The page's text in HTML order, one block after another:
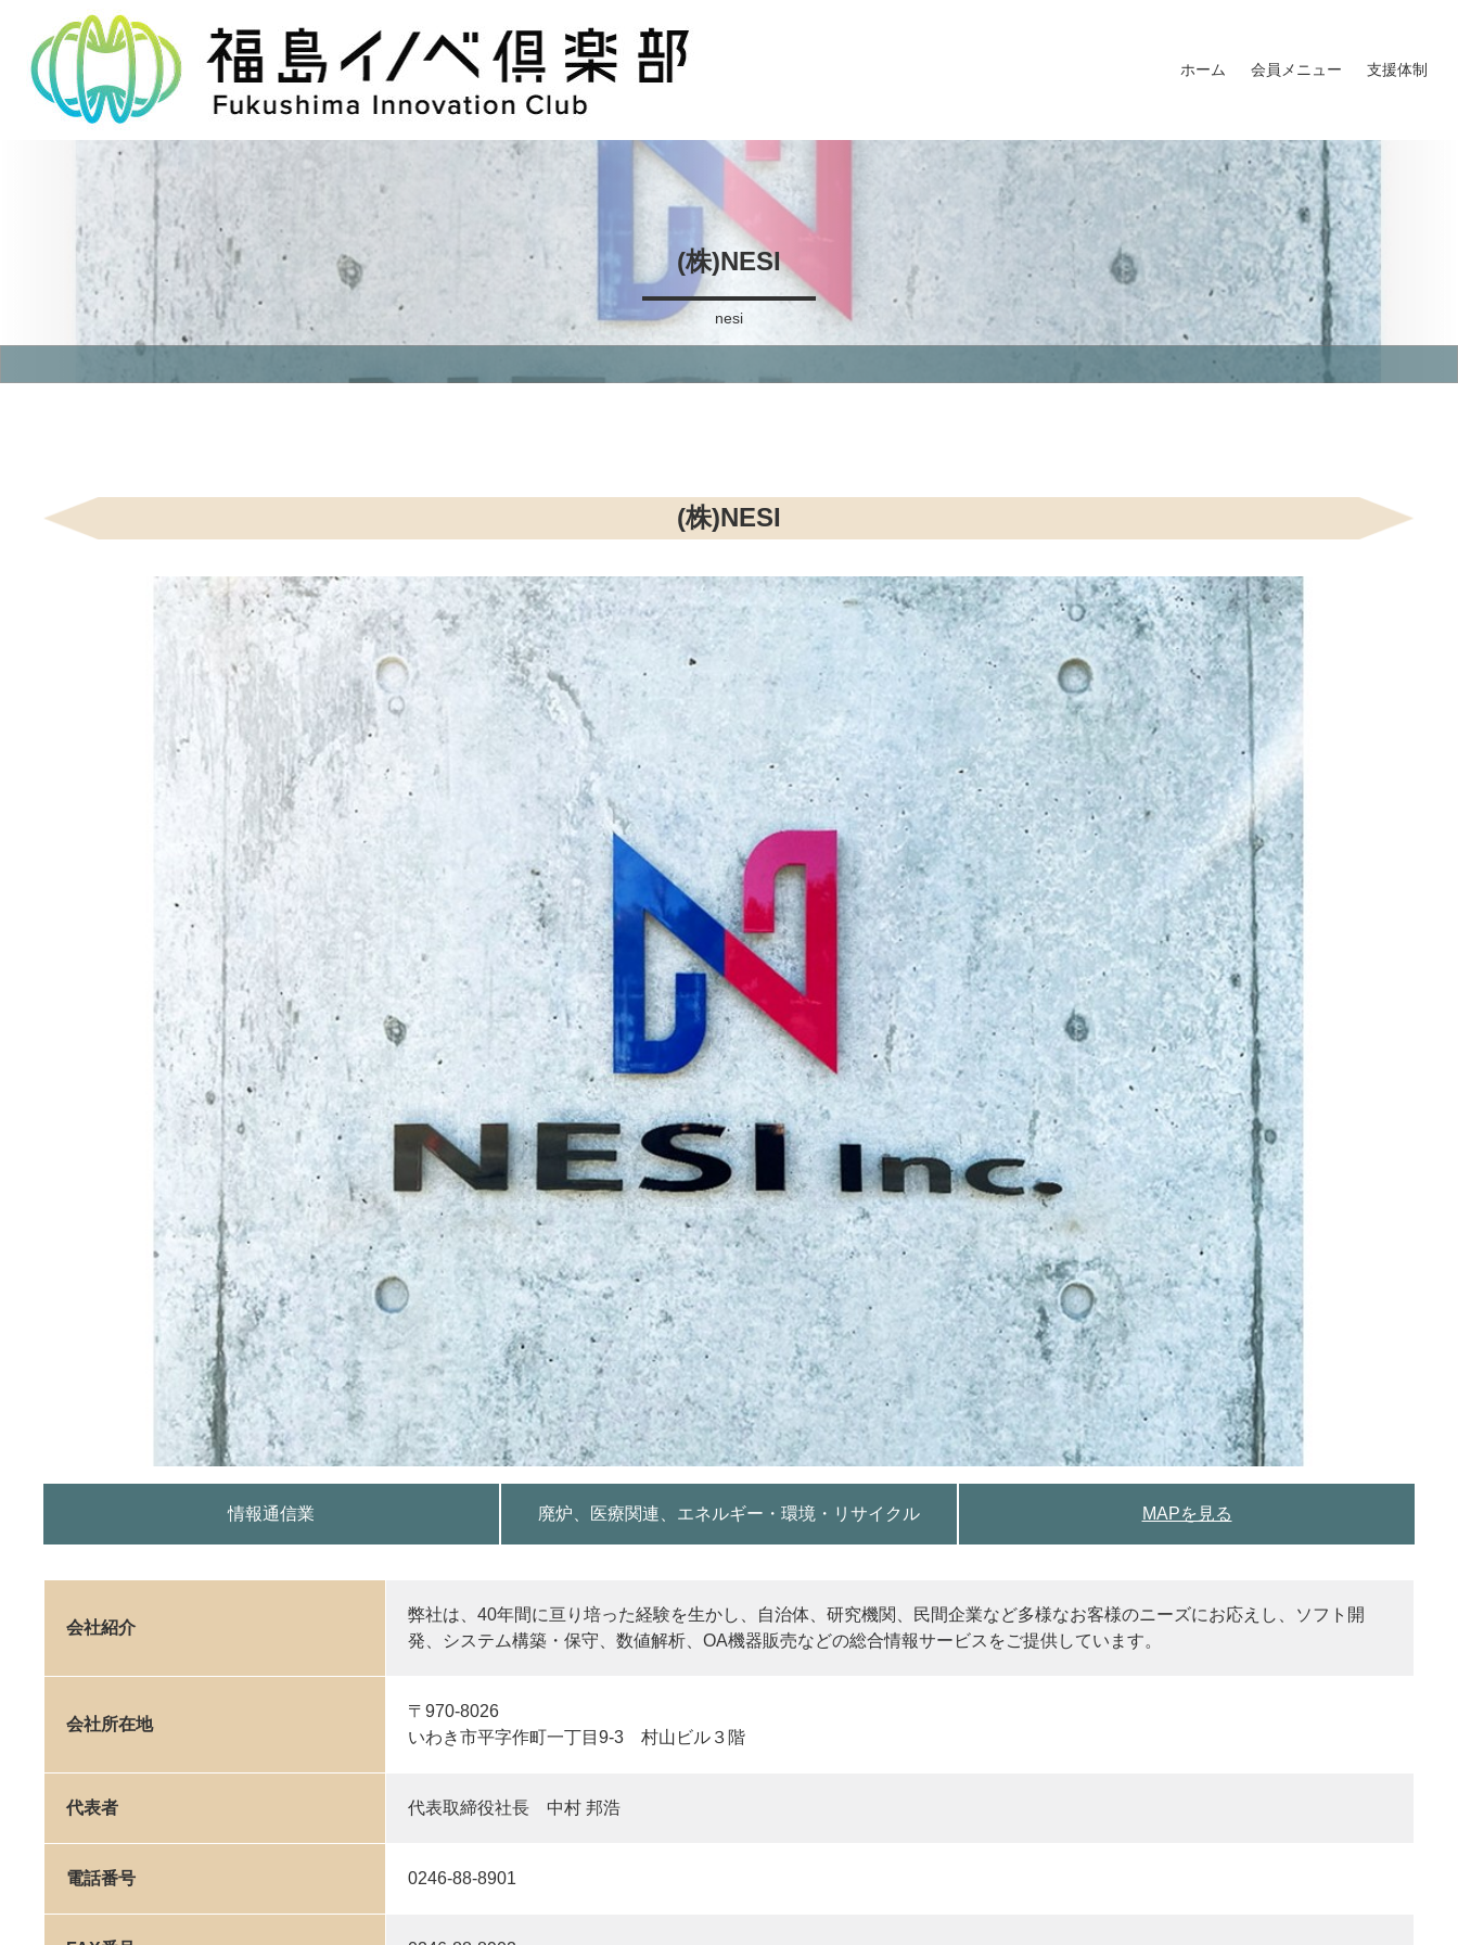
ホーム
会員メニュー
福島イノベ倶楽部ロゴマーク
福島イノベ倶楽部入会申込
支援体制
(株)NESI
nesi
(株)NESI
情報通信業 廃炉、医療関連、エネルギー・環境・リサイクル MAPを見る
会社紹介
弊社は、40年間に亘り培った経験を生かし、自治体、研究機関、民間企業など多様なお客様のニーズにお応えし、ソフト開
発、システム構築・保守、数値解析、OA機器販売などの総合情報サービスをご提供しています。
会社所在地
〒970-8026
いわき市平字作町一丁目9-3 村山ビル３階
代表者 代表取締役社長 中村 邦浩
電話番号 0246-88-8901